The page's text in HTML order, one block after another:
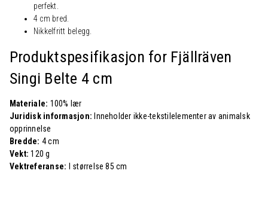
perfekt.
4 cm bred.
Nikkelfritt belegg.
Produktspesifikasjon for Fjällräven
Singi Belte 4 cm
Materiale: 100% lær
Juridisk informasjon: Inneholder ikke-tekstilelementer av animalsk
opprinnelse
Bredde: 4 cm
Vekt: 120 g
Vektreferanse:
I størrelse 85 cm